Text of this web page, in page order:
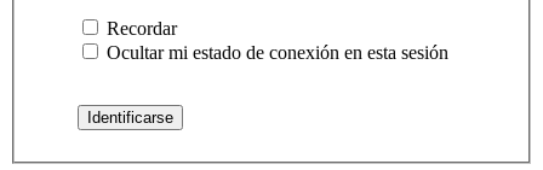
Recordar
Ocultar mi estado de conexión en esta sesión